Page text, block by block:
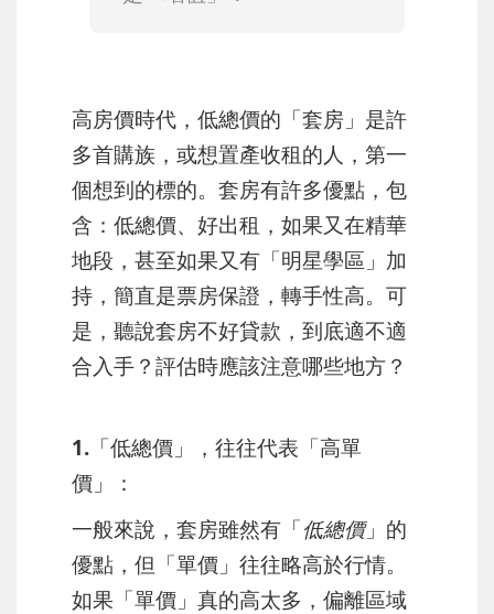
高房價時代，低總價的「套房」是許
多首購族，或想置產收租的人，第一
個想到的標的。套房有許多優點，包
含：低總價、好出租，如果又在精華
地段，甚至如果又有「明星學區」加
持，簡直是票房保證，轉手性高。可
是，聽說套房不好貸款，到底適不適
合入手？評估時應該注意哪些地方？
1.「低總價」，往往代表「高單
價」：
一般來說，套房雖然有「低總價」的
優點，但「單價」往往略高於行情。
如果「單價」真的高太多，偏離區域